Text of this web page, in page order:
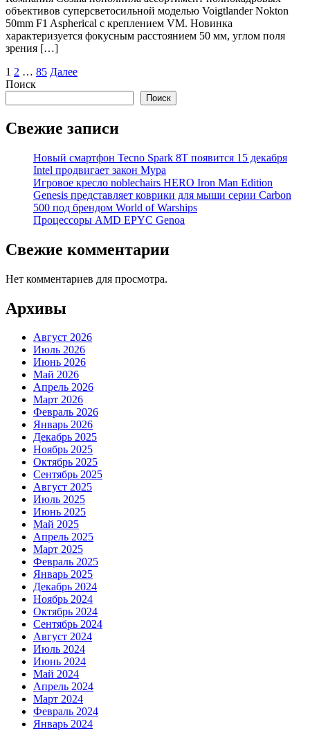
объективов суперсветосильной моделью Voigtlander Nokton
50mm F1 Aspherical с креплением VM. Новинка
характеризуется фокусным расстоянием 50 мм, углом поля
зрения […]
Пагинация
записей
1 2 … 85 Далее
Поиск
Поиск
Свежие записи
Новый смартфон Tecno Spark 8T появится 15 декабря
Intel продвигает закон Мура
Игровое кресло noblechairs HERO Iron Man Edition
Genesis представляет коврики для мыши серии Carbon
500 под брендом World of Warships
Процессоры AMD EPYC Genoa
Свежие комментарии
Нет комментариев для просмотра.
Архивы
Август 2026
Июль 2026
Июнь 2026
Май 2026
Апрель 2026
Март 2026
Февраль 2026
Январь 2026
Декабрь 2025
Ноябрь 2025
Октябрь 2025
Сентябрь 2025
Август 2025
Июль 2025
Июнь 2025
Май 2025
Апрель 2025
Март 2025
Февраль 2025
Январь 2025
Декабрь 2024
Ноябрь 2024
Октябрь 2024
Сентябрь 2024
Август 2024
Июль 2024
Июнь 2024
Май 2024
Апрель 2024
Март 2024
Февраль 2024
Январь 2024